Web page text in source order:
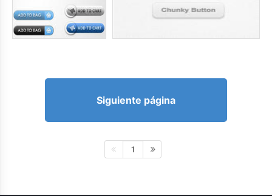
Siguiente página
1